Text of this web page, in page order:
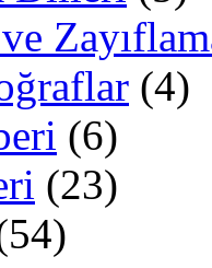
(4)
(6)
(23)